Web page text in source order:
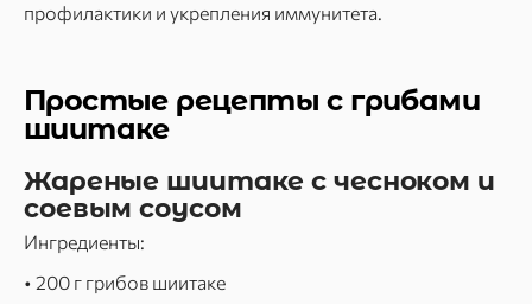
профилактики и укрепления иммунитета.
Простые рецепты с грибами
шиитаке
Жареные шиитаке с чесноком и
соевым соусом
Ингредиенты:
• 200 г грибов шиитаке